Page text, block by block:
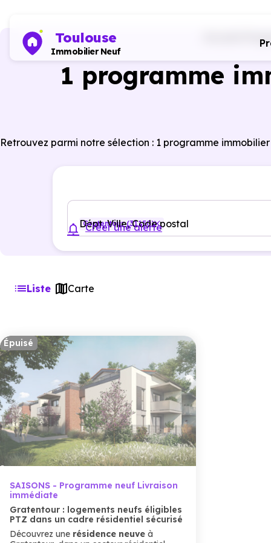
Toulouse
Immobilier Neuf
1 programme
Retrouvez parmi notre sélection : 1 programme
Dépt, Ville, Code postal
Gratentour (31150)
Créer une alerte
Liste Carte
Épuisé
SAISONS - Programme neuf Livraison
immédiate
Gratentour : logements neufs éligibles
PTZ dans un cadre résidentiel sécurisé
Découvrez une résidence neuve à